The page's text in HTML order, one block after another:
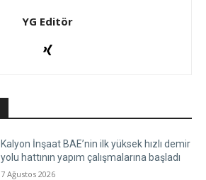
YG Editör
Kalyon İnşaat BAE’nin ilk yüksek hızlı demir
yolu hattının yapım çalışmalarına başladı
7 Ağustos 2026